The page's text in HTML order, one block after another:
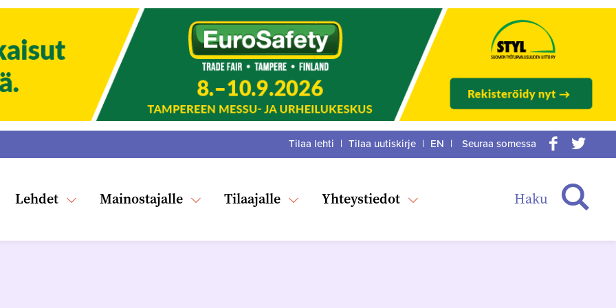
Lehdet Mainostajalle Tilaajalle Yhteystiedot Haku
Tilaa lehti | Tilaa uutiskirje | EN |
Seuraa somessa
:Facebook
Twitter